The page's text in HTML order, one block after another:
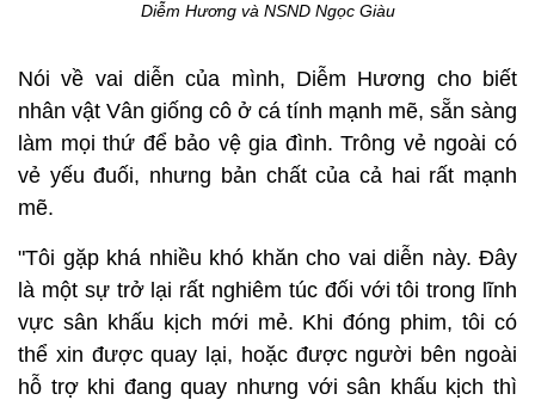
Diễm Hương và NSND Ngọc Giàu
Nói về vai diễn của mình, Diễm Hương cho biết
nhân vật Vân giống cô ở cá tính mạnh mẽ, sẵn sàng
làm mọi thứ để bảo vệ gia đình. Trông vẻ ngoài có
vẻ yếu đuối, nhưng bản chất của cả hai rất mạnh
mẽ.
"Tôi gặp khá nhiều khó khăn cho vai diễn này. Đây
là một sự trở lại rất nghiêm túc đối với tôi trong lĩnh
vực sân khấu kịch mới mẻ. Khi đóng phim, tôi có
thể xin được quay lại, hoặc được người bên ngoài
hỗ trợ khi đang quay nhưng với sân khấu kịch thì